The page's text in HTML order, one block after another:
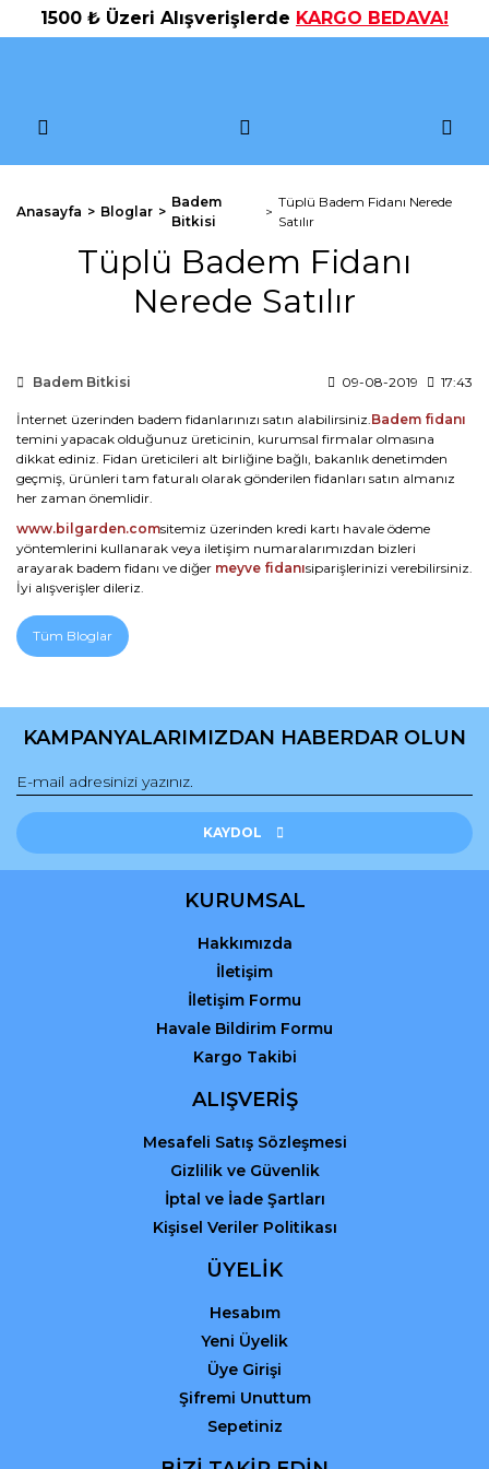
1500 ₺ Üzeri Alışverişlerde KARGO BEDAVA!
Anasayfa Bloglar
Badem
Bitkisi
Tüplü Badem Fidanı Nerede
Satılır
Tüplü Badem Fidanı
Nerede Satılır
Badem Bitkisi 09-08-2019 17:43
İnternet üzerinden badem fidanlarınızı satın alabilirsiniz.Badem fidanı
temini yapacak olduğunuz üreticinin, kurumsal firmalar olmasına
dikkat ediniz. Fidan üreticileri alt birliğine bağlı, bakanlık denetimden
geçmiş, ürünleri tam faturalı olarak gönderilen fidanları satın almanız
her zaman önemlidir.
www.bilgarden.comsitemiz üzerinden kredi kartı havale ödeme
yöntemlerini kullanarak veya iletişim numaralarımızdan bizleri
arayarak badem fidanı ve diğer meyve fidanısiparişlerinizi verebilirsiniz.
İyi alışverişler dileriz.
Tüm Bloglar
KAMPANYALARIMIZDAN HABERDAR OLUN
KAYDOL
KURUMSAL
Hakkımızda
İletişim
İletişim Formu
Havale Bildirim Formu
Kargo Takibi
ALIŞVERİŞ
Mesafeli Satış Sözleşmesi
Gizlilik ve Güvenlik
İptal ve İade Şartları
Kişisel Veriler Politikası
ÜYELİK
Hesabım
Yeni Üyelik
Üye Girişi
Şifremi Unuttum
Sepetiniz